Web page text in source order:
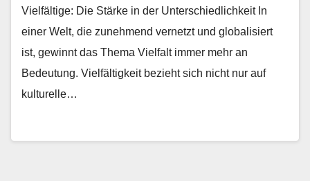
Vielfältige: Die Stärke in der Unterschiedlichkeit In
einer Welt, die zunehmend vernetzt und globalisiert
ist, gewinnt das Thema Vielfalt immer mehr an
Bedeutung. Vielfältigkeit bezieht sich nicht nur auf
kulturelle…